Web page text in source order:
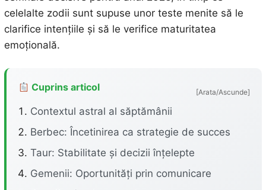
celelalte zodii sunt supuse unor teste menite să le
clarifice intențiile și să le verifice maturitatea
emoțională.
Cuprins articol [Arata/Ascunde]
Contextul astral al săptămânii
Berbec: Încetinirea ca strategie de succes
Taur: Stabilitate și decizii înțelepte
Gemenii: Oportunități prin comunicare